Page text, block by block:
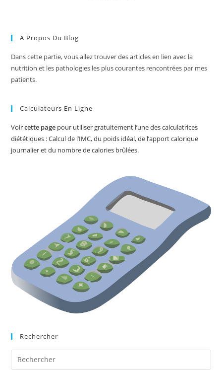
A Propos Du Blog
Dans cette partie, vous allez trouver des articles en lien avec la
nutrition et les pathologies les plus courantes rencontrées par mes
patients.
Calculateurs En Ligne
Voircette page pour utiliser gratuitement l’une des calculatrices
diététiques : Calcul de l’IMC, du poids idéal, de l’apport calorique
journalier et du nombre de calories brûlées.
Rechercher